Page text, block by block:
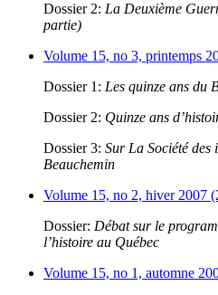
Dossier 2: La Deuxième
partie)
Volume 15, no 3, printemps
Dossier 1: Les quinze ans du
Dossier 2: Quinze ans
Dossier 3: Sur La Société des
Beauchemin
Volume 15, no 2, hiver 2007
Dossier: Débat sur le
l’histoire au Québec
Volume 15, no 1, automne